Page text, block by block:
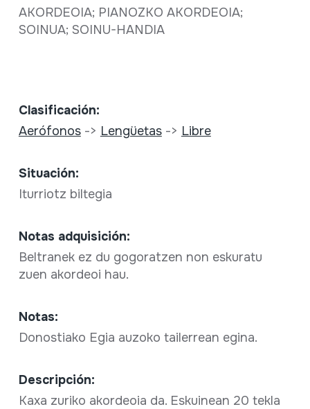
AKORDEOIA; PIANOZKO AKORDEOIA;
SOINUA; SOINU-HANDIA
Clasificación:
Aerófonos-> Lengüetas-> Libre
Situación:
Iturriotz biltegia
Notas adquisición:
Beltranek ez du gogoratzen non eskuratu
zuen akordeoi hau.
Notas:
Donostiako Egia auzoko tailerrean egina.
Descripción:
Kaxa zuriko akordeoia da. Eskuinean 20 tekla